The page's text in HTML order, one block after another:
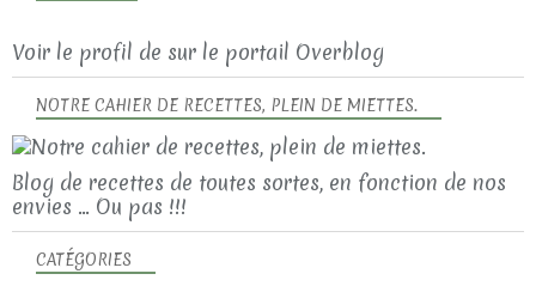
NOTRE CAHIER DE RECETTES, PLEIN DE MIETTES.
Blog de recettes de toutes sortes, en fonction de nos
envies ... Ou pas !!!
Voir le profil de sur le portail Overblog
CATÉGORIES